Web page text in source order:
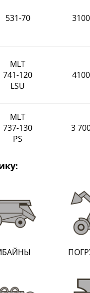
531-70
MLT
741-120
LSU
MLT
737-130
PS
3